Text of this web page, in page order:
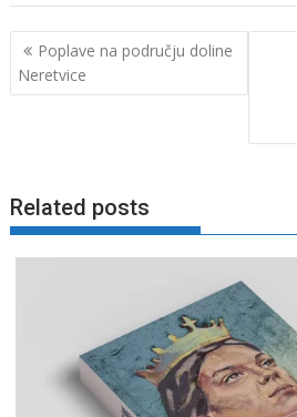
Navigacija
objava
Poplave na području doline
Neretvice
Related posts